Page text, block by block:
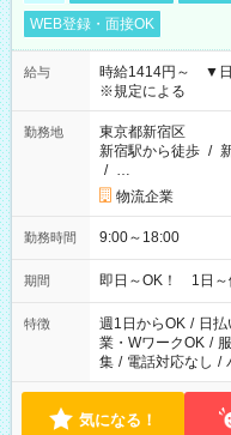
WEB登録・面接OK
給与
時給1414円～ ▼
※規定による
勤務地
東京都新宿区
新宿駅から徒歩 /
/ …
物流企業
勤務時間 9:00～18:00
期間 即日～OK！ 1日～
特徴 週1日からOK / 日
業・WワークOK /
集 / 電話対応なし /
気になる！